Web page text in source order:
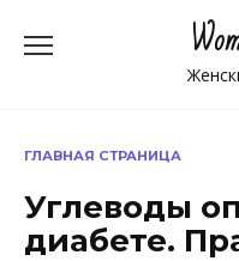
ГЛАВНАЯ СТРАНИЦА
Углеводы
диабете.